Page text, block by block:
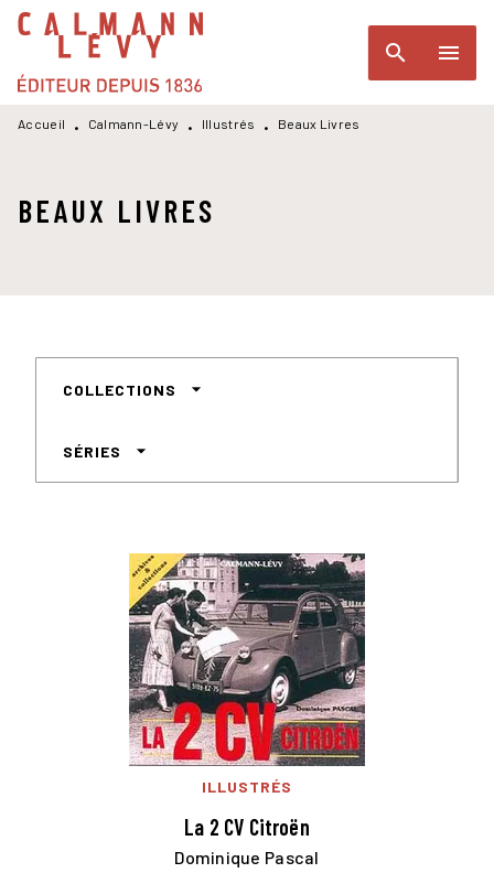
MENU RECHERCHE
PIED DE PAGE
search menu
Accueil • Calmann-Lévy • Illustrés • Beaux Livres
BEAUX LIVRES
COLLECTIONS arrow_drop_down
SÉRIES arrow_drop_down
ILLUSTRÉS
La 2 CV Citroën
Dominique Pascal